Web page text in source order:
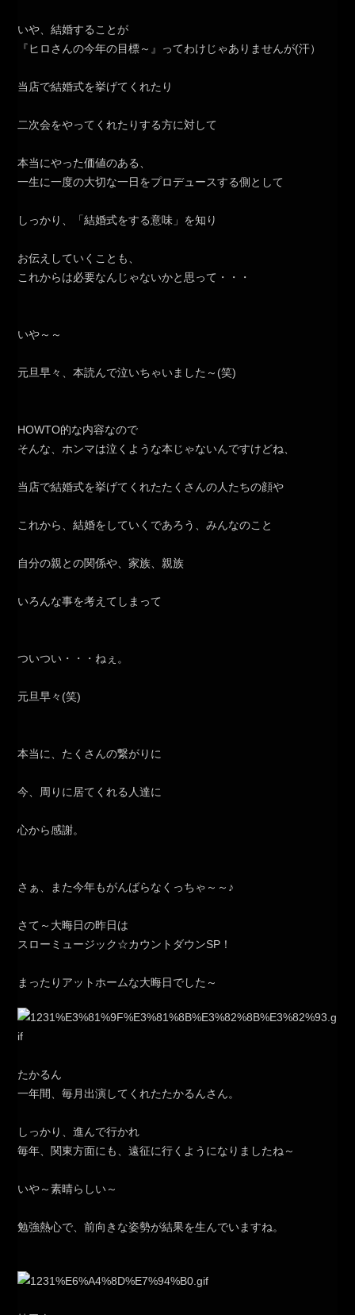
いや、結婚することが
『ヒロさんの今年の目標～』ってわけじゃありませんが(汗）
当店で結婚式を挙げてくれたり
二次会をやってくれたりする方に対して
本当にやった価値のある、
一生に一度の大切な一日をプロデュースする側として
しっかり、「結婚式をする意味」を知り
お伝えしていくことも、
これからは必要なんじゃないかと思って・・・
いや～～
元旦早々、本読んで泣いちゃいました～(笑)
HOWTO的な内容なので
そんな、ホンマは泣くような本じゃないんですけどね、
当店で結婚式を挙げてくれたたくさんの人たちの顔や
これから、結婚をしていくであろう、みんなのこと
自分の親との関係や、家族、親族
いろんな事を考えてしまって
ついつい・・・ねぇ。
元旦早々(笑)
本当に、たくさんの繋がりに
今、周りに居てくれる人達に
心から感謝。
さぁ、また今年もがんばらなくっちゃ～～♪
さて～大晦日の昨日は
スローミュージック☆カウントダウンSP！
まったりアットホームな大晦日でした～
たかるん
一年間、毎月出演してくれたたかるんさん。
しっかり、進んで行かれ
毎年、関東方面にも、遠征に行くようになりましたね～
いや～素晴らしい～
勉強熱心で、前向きな姿勢が結果を生んでいますね。